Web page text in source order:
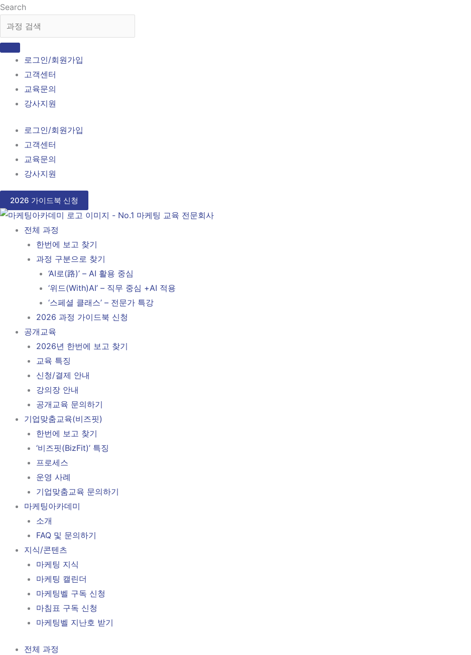
콘
츠
로
Search
로그인/회원가입
고객센터
교육문의
강사지원
로그인/회원가입
고객센터
교육문의
강사지원
2026 가이드북 신청
전체 과정
한번에 보고 찾기
과정 구분으로 찾기
‘AI로(路)’ – AI 활용 중심
‘위드(With)AI’ – 직무 중심 +AI 적용
‘스페셜 클래스’ – 전문가 특강
2026 과정 가이드북 신청
공개교육
2026년 한번에 보고 찾기
교육 특징
신청/결제 안내
강의장 안내
공개교육 문의하기
기업맞춤교육(비즈핏)
한번에 보고 찾기
‘비즈핏(BizFit)’ 특징
프로세스
운영 사례
기업맞춤교육 문의하기
마케팅아카데미
소개
FAQ 및 문의하기
지식/콘텐츠
마케팅 지식
마케팅 캘린더
마케팅벨 구독 신청
마침표 구독 신청
마케팅벨 지난호 받기
전체 과정